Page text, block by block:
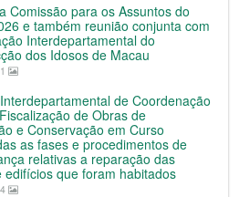
Comissão para os Assuntos do
e também reunião conjunta com
Interdepartamental do
dos Idosos de Macau
de Coordenação
de Obras de
e Conservação em Curso
as fases e procedimentos de
relativas a reparação das
que foram habitados